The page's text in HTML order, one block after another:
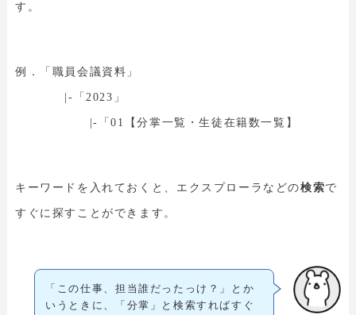
す。
例．「職員会議資料」
|-「2023」
|-「01【分掌一覧・生徒在籍数一覧】
キーワードを入れておくと、エクスプローラなどの検索で
すぐに探すことができます。
「この仕事、担当誰だったっけ？」とか
いうときに、「分掌」と検索すればすぐ